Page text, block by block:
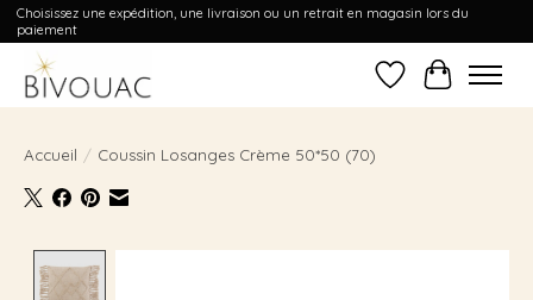
Choisissez une expédition, une livraison ou un retrait en magasin lors du
paiement
Liste dePanier
Accueil / Coussin Losanges Crème 50*50 (70)